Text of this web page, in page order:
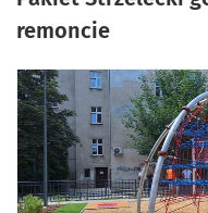
remoncie